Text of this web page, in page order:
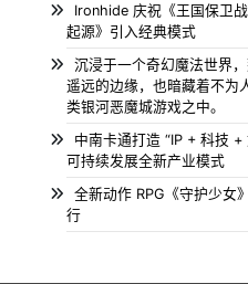
Ironhide 庆祝《王国保卫
起源》引入经典模式
沉浸于一个奇幻魔法世界
遥远的边缘，也暗藏着不
类银河恶魔城游戏之中。
中南卡通打造 “IP + 科技
可持续发展全新产业模式
全新动作 RPG《守护少女
行